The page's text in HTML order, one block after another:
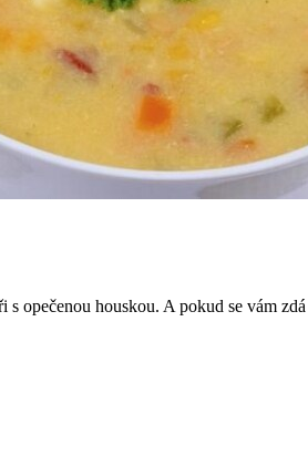
opečenou houskou. A pokud se vám